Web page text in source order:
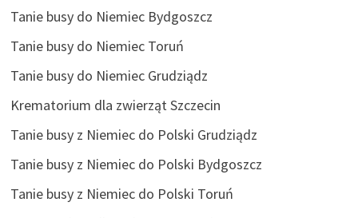
Tanie busy do Niemiec Bydgoszcz
Tanie busy do Niemiec Toruń
Tanie busy do Niemiec Grudziądz
Krematorium dla zwierząt Szczecin
Tanie busy z Niemiec do Polski Grudziądz
Tanie busy z Niemiec do Polski Bydgoszcz
Tanie busy z Niemiec do Polski Toruń